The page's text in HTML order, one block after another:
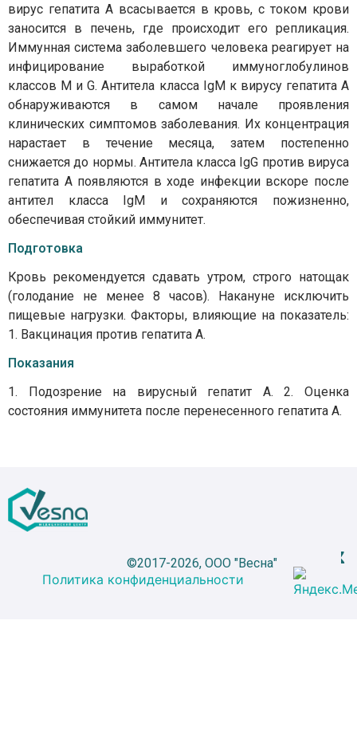
вирус гепатита А всасывается в кровь, с током крови
заносится в печень, где происходит его репликация.
Иммунная система заболевшего человека реагирует на
инфицирование выработкой иммуноглобулинов
классов М и G. Антитела класса IgM к вирусу гепатита А
обнаруживаются в самом начале проявления
клинических симптомов заболевания. Их концентрация
нарастает в течение месяца, затем постепенно
снижается до нормы. Антитела класса IgG против вируса
гепатита А появляются в ходе инфекции вскоре после
антител класса IgM и сохраняются пожизненно,
обеспечивая стойкий иммунитет.
Подготовка
Кровь рекомендуется сдавать утром, строго натощак
(голодание не менее 8 часов). Накануне исключить
пищевые нагрузки. Факторы, влияющие на показатель:
1. Вакцинация против гепатита А.
Показания
1. Подозрение на вирусный гепатит А. 2. Оценка
состояния иммунитета после перенесенного гепатита А.
©2017-2026, ООО "Весна"
Политика конфиденциальности